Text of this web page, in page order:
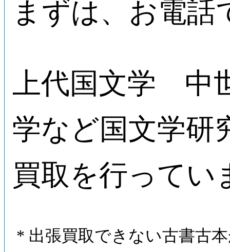
まずは、お電話
上代国文学 中
学など国文学研
買取を行ってい
* 出張買取できない古書古